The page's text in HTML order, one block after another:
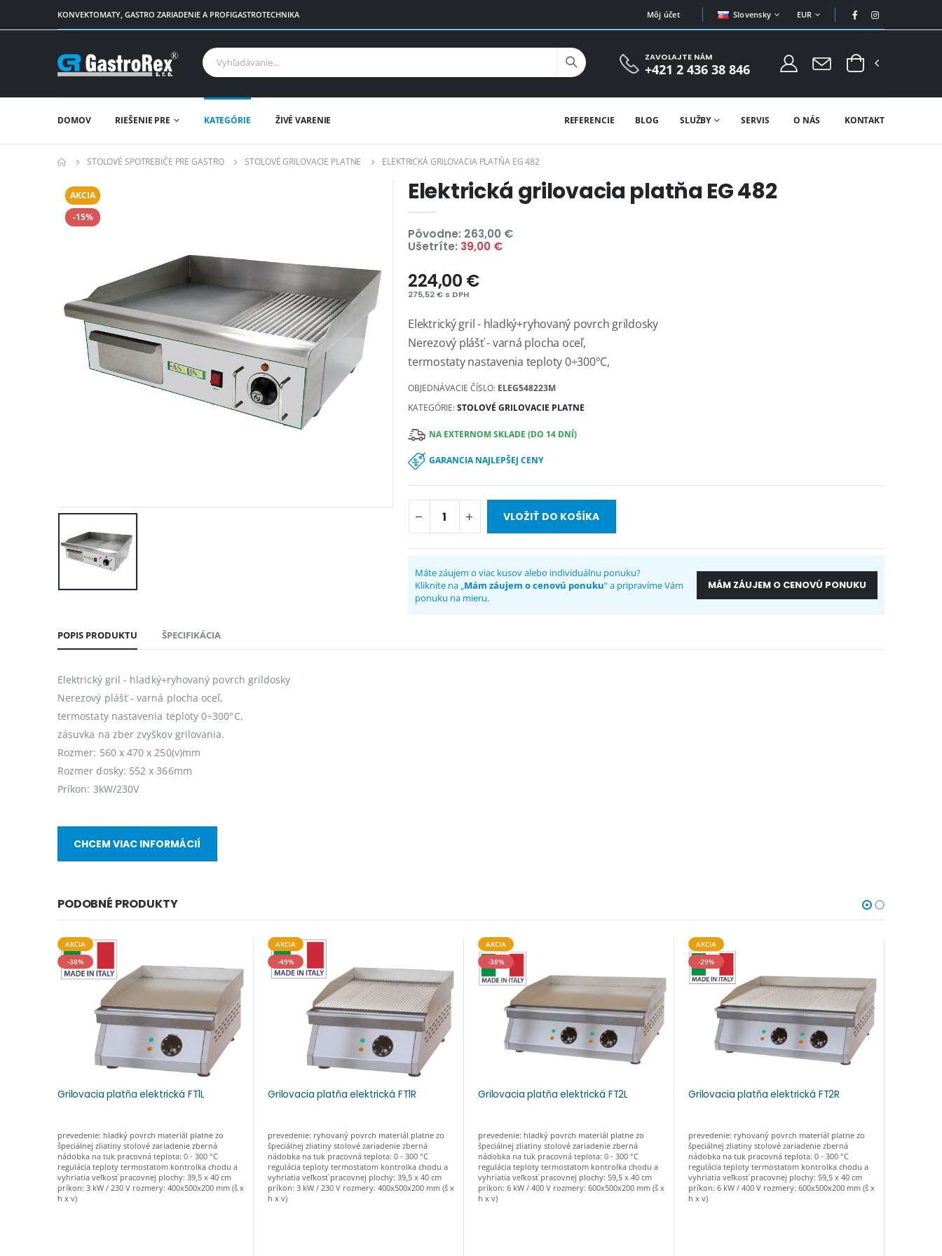
KONVEKTOMATY, GASTRO ZARIADENIE A PROFIGASTROTECHNIKA Môj účet Slovensky EUR
ZAVOLAJTE NÁM
+421 2 436 38 846
DOMOV RIEŠENIE PRE KATEGÓRIE ŽIVÉ VARENIE KONTAKT
O NÁS
SERVIS
SLUŽBY
BLOG
REFERENCIE
STOLOVÉ SPOTREBIČE PRE GASTRO STOLOVÉ GRILOVACIE PLATNE ELEKTRICKÁ GRILOVACIA PLATŇA EG 482
AKCIA
-15%
Elektrická grilovacia platňa EG 482
Pôvodne: 263,00 €
Ušetríte: 39,00 €
224,00 €
275,52 € s DPH
Elektrický gril - hladký+ryhovaný povrch grildosky
Nerezový plášť - varná plocha oceľ,
termostaty nastavenia teploty 0÷300°C,
OBJEDNÁVACIE ČÍSLO: ELEG548223M
KATEGÓRIE:STOLOVÉ GRILOVACIE PLATNE
NA EXTERNOM SKLADE (DO 14 DNÍ)
GARANCIA NAJLEPŠEJ CENY
VLOŽIŤ DO KOŠÍKA
Máte záujem o viac kusov alebo individuálnu ponuku?
Kliknite na „Mám záujem o cenovú ponuku“ a pripravíme Vám
ponuku na mieru.
MÁM ZÁUJEM O CENOVÚ PONUKU
POPIS PRODUKTU ŠPECIFIKÁCIA
Elektrický gril - hladký+ryhovaný povrch grildosky
Nerezový plášť - varná plocha oceľ,
termostaty nastavenia teploty 0÷300°C,
zásuvka na zber zvyškov grilovania.
Rozmer: 560 x 470 x 250(v)mm
Rozmer dosky: 552 x 366mm
Príkon: 3kW/230V
CHCEM VIAC INFORMÁCIÍ
PODOBNÉ PRODUKTY
AKCIA
-38%
Grilovacia platňa elektrická FT1L
prevedenie: hladký povrch materiál platne zo
špeciálnej zliatiny stolové zariadenie zberná
nádobka na tuk pracovná teplota: 0 - 300 °C
regulácia teploty termostatom kontrolka chodu a
vyhriatia veľkosť pracovnej plochy: 39,5 x 40 cm
príkon: 3 kW / 230 V rozmery: 400x500x200 mm (š x
h x v)
AKCIA
-49%
Grilovacia platňa elektrická FT1R
prevedenie: ryhovaný povrch materiál platne zo
špeciálnej zliatiny stolové zariadenie zberná
nádobka na tuk pracovná teplota: 0 - 300 °C
regulácia teploty termostatom kontrolka chodu a
vyhriatia veľkosť pracovnej plochy: 39,5 x 40 cm
príkon: 3 kW / 230 V rozmery: 400x500x200 mm (š x
h x v)
AKCIA
-38%
Grilovacia platňa elektrická FT2L
prevedenie: hladký povrch materiál platne zo
špeciálnej zliatiny stolové zariadenie zberná
nádobka na tuk pracovná teplota: 0 - 300 °C
regulácia teploty termostatom kontrolka chodu a
vyhriatia veľkosť pracovnej plochy: 59,5 x 40 cm
príkon: 6 kW / 400 V rozmery: 600x500x200 mm (š x
h x v)
AKCIA
-29%
Grilovacia platňa elektrická FT2R
prevedenie: ryhovaný povrch materiál platne zo
špeciálnej zliatiny stolové zariadenie zberná
nádobka na tuk pracovná teplota: 0 - 300 °C
regulácia teploty termostatom kontrolka chodu a
vyhriatia veľkosť pracovnej plochy: 59,5 x 40 cm
príkon: 6 kW / 400 V rozmery: 600x500x200 mm (š x
h x v)